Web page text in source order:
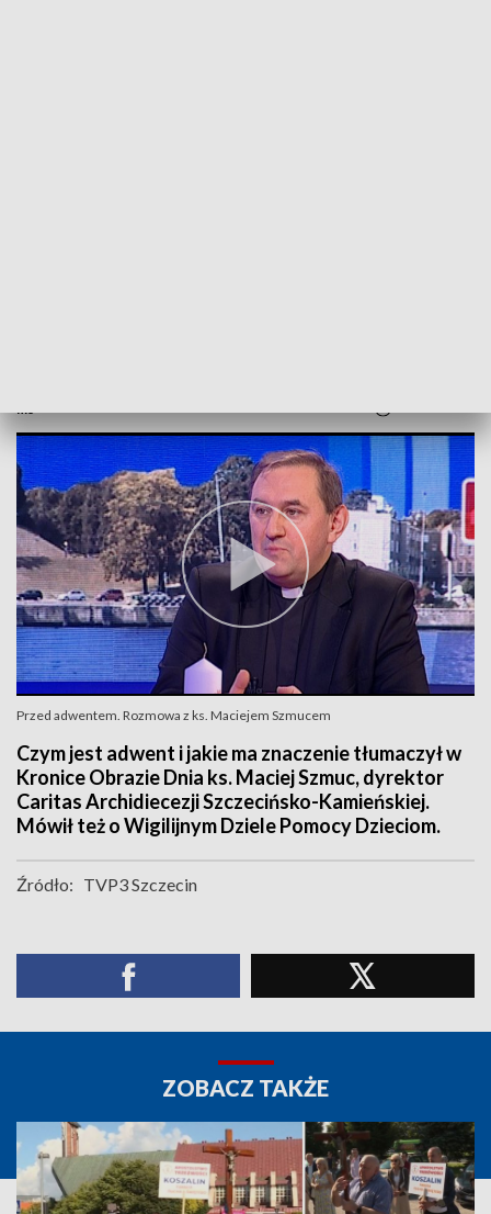
ms
Przed adwentem. Rozmowa z ks. Maciejem Szmucem
Czym jest adwent i jakie ma znaczenie tłumaczył w
Kronice Obrazie Dnia ks. Maciej Szmuc, dyrektor
Caritas Archidiecezji Szczecińsko-Kamieńskiej.
Mówił też o Wigilijnym Dziele Pomocy Dzieciom.
Źródło: TVP3 Szczecin
ZOBACZ TAKŻE